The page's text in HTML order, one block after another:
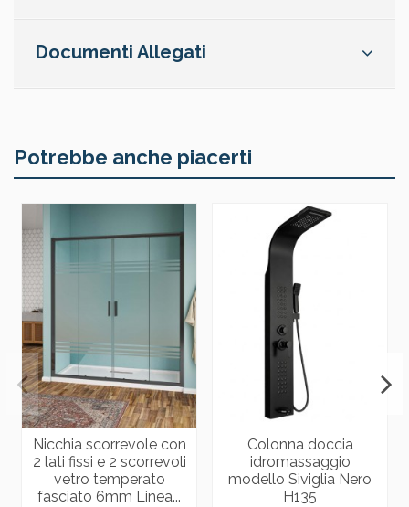
Documenti Allegati
Potrebbe anche piacerti
Nicchia scorrevole con
2 lati fissi e 2 scorrevoli
vetro temperato
fasciato 6mm Linea...
Colonna doccia
idromassaggio
modello Siviglia Nero
H135